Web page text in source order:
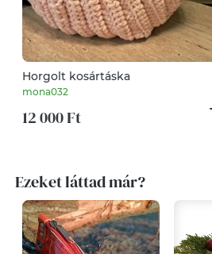
Horgolt kosártáska
mona032
12 000 Ft
Ezeket láttad már?